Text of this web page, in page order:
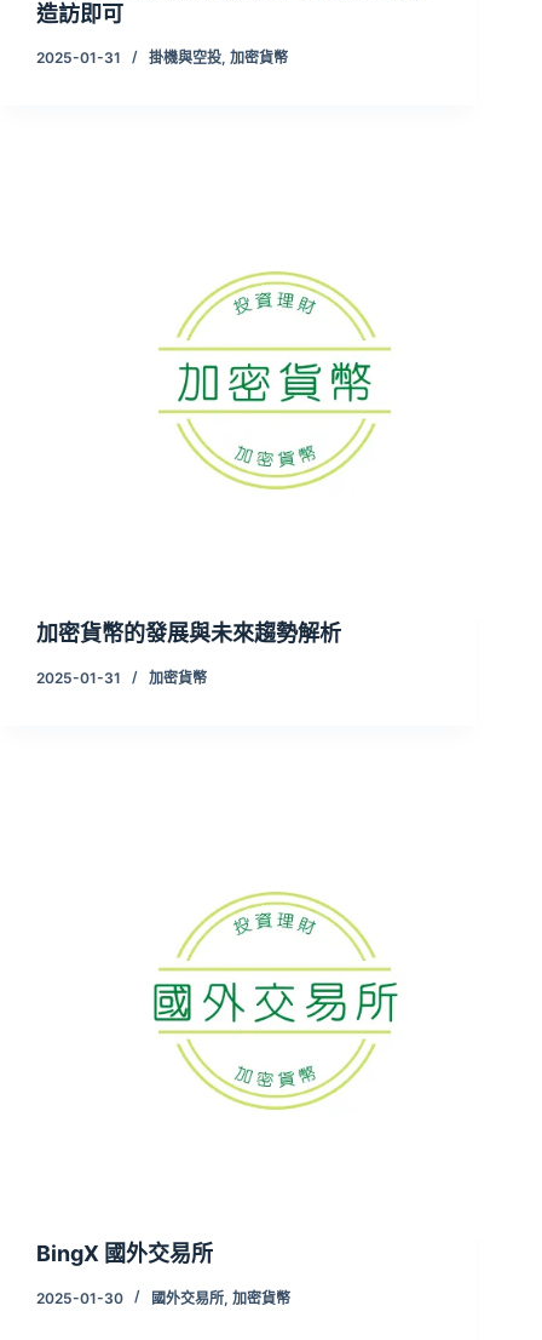
造訪即可
2025-01-31 掛機與空投, 加密貨幣
加密貨幣的發展與未來趨勢解析
2025-01-31 加密貨幣
BingX 國外交易所
2025-01-30 國外交易所, 加密貨幣